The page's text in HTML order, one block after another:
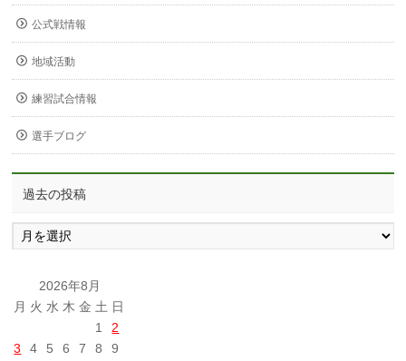
公式戦情報
地域活動
練習試合情報
選手ブログ
過去の投稿
過
去
稿
2026年8月
月 火 水 木 金 土 日
1
2
3
4 5 6 7 8
9